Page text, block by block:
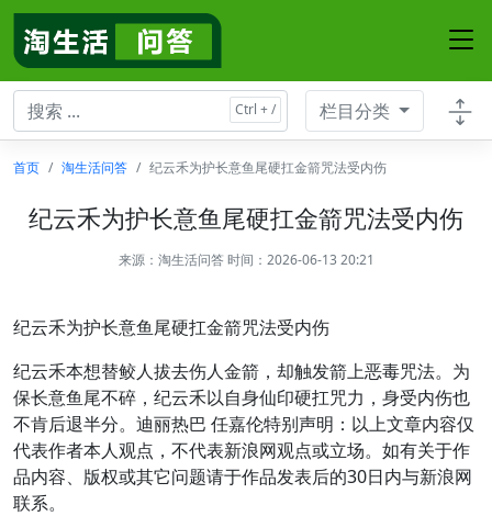
栏目分类
首页 淘生活问答 纪云禾为护长意鱼尾硬扛金箭咒法受内伤
纪云禾为护长意鱼尾硬扛金箭咒法受内伤
来源： 淘生活问答 时间：2026-06-13 20:21
纪云禾为护长意鱼尾硬扛金箭咒法受内伤
纪云禾本想替鲛人拔去伤人金箭，却触发箭上恶毒咒法。为
保长意鱼尾不碎，纪云禾以自身仙印硬扛咒力，身受内伤也
不肯后退半分。迪丽热巴 任嘉伦特别声明：以上文章内容仅
代表作者本人观点，不代表新浪网观点或立场。如有关于作
品内容、版权或其它问题请于作品发表后的30日内与新浪网
联系。